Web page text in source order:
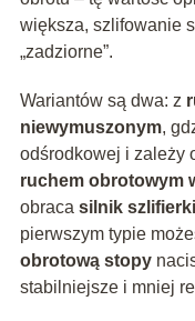
większa, szlifowanie
„zadziorne”.
Wariantów są dwa: z
niewymuszonym,
odśrodkowej i zależy
ruchem obrotowym
obraca silnik szlifierki
pierwszym typie
obrotową stopy
stabilniejsze i mniej